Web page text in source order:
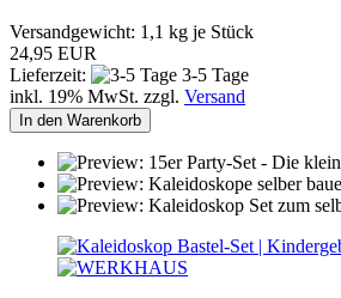
Versandgewicht: 1,1 kg je Stück
24,95 EUR
Lieferzeit:
3-5 Tage
inkl. 19% MwSt. zzgl. Versand
In den Warenkorb